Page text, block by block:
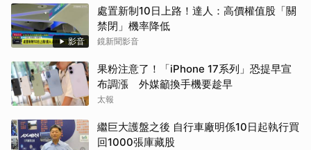
影音
處置新制10日上路！達人：高價權值股「關
禁閉」機率降低
鏡新聞影音
果粉注意了！「iPhone 17系列」恐提早宣
布調漲 外媒籲換手機要趁早
太報
繼巨大護盤之後 自行車廠明係10日起執行買
回1000張庫藏股